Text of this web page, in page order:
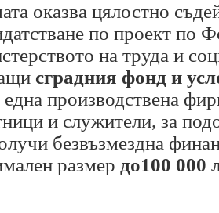
оказва цялостно
по проект по
на труда и
сградния фонд и
една производствена
и служители, за
безвъзмездна
размер до100 000